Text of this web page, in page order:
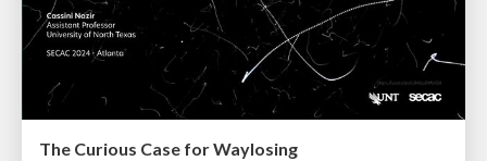
The Curious Case for Waylosing